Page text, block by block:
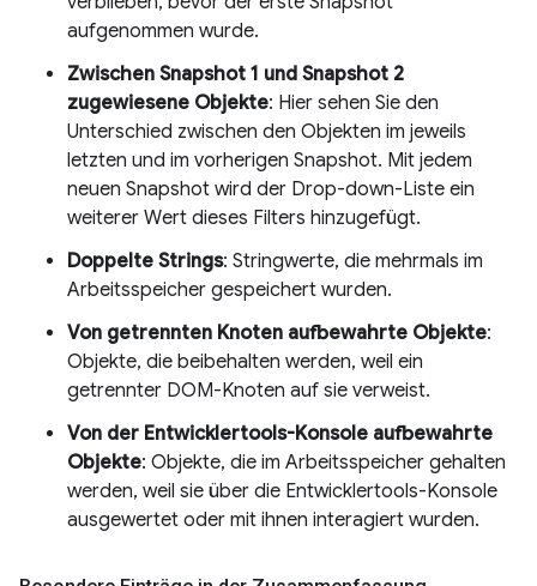
aufgenommen wurde.
Zwischen Snapshot 1 und Snapshot 2
zugewiesene Objekte: Hier sehen Sie den
Unterschied zwischen den Objekten im jeweils
letzten und im vorherigen Snapshot. Mit jedem
neuen Snapshot wird der Drop-down-Liste ein
weiterer Wert dieses Filters hinzugefügt.
Doppelte Strings: Stringwerte, die mehrmals im
Arbeitsspeicher gespeichert wurden.
Von getrennten Knoten aufbewahrte Objekte:
Objekte, die beibehalten werden, weil ein
getrennter DOM-Knoten auf sie verweist.
Von der Entwicklertools-Konsole aufbewahrte
Objekte: Objekte, die im Arbeitsspeicher gehalten
werden, weil sie über die Entwicklertools-Konsole
ausgewertet oder mit ihnen interagiert wurden.